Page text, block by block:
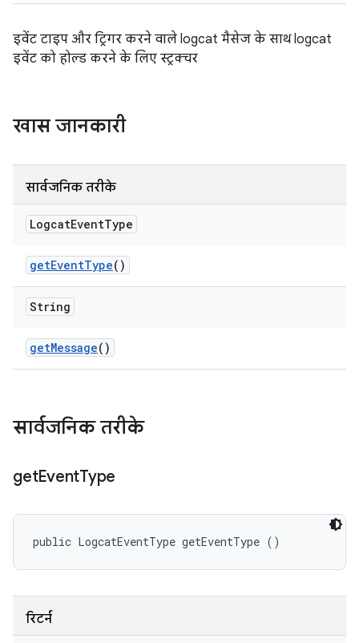
इवेंट टाइप और ट्रिगर करने वाले logcat मैसेज के साथ logcat
इवेंट को होल्ड करने के लिए स्ट्रक्चर
खास जानकारी
सार्वजनिक तरीके
LogcatEventType
getEventType()
String
getMessage()
सार्वजनिक तरीके
getEventType
public LogcatEventType getEventType ()
रिटर्न